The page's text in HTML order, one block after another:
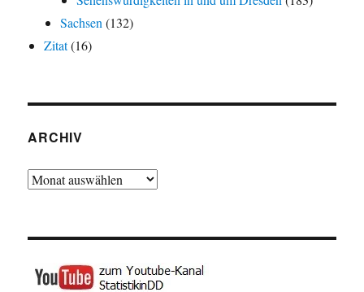
Sachsen (132)
Zitat(16)
ARCHIV
Archiv